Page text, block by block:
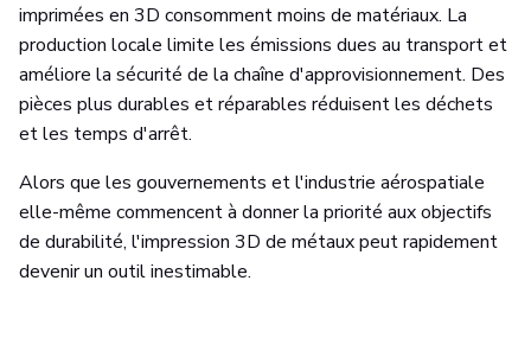
imprimées en 3D consomment moins de matériaux. La
production locale limite les émissions dues au transport et
améliore la sécurité de la chaîne d'approvisionnement. Des
pièces plus durables et réparables réduisent les déchets
et les temps d'arrêt.
Alors que les gouvernements et l'industrie aérospatiale
elle-même commencent à donner la priorité aux objectifs
de durabilité, l'impression 3D de métaux peut rapidement
devenir un outil inestimable.